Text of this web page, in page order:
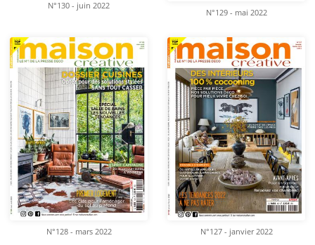
N°130 - juin 2022
N°129 - mai 2022
N°128 - mars 2022 N°127 - janvier 2022